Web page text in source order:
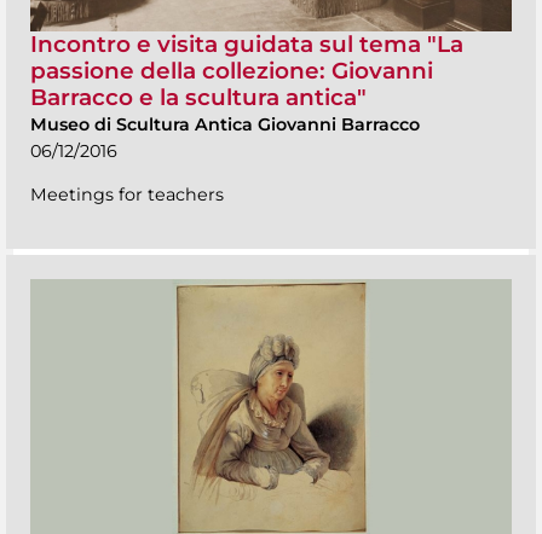
Incontro e visita guidata sul tema "La
passione della collezione: Giovanni
Barracco e la scultura antica"
Museo di Scultura Antica Giovanni Barracco
06/12/2016
Meetings for teachers